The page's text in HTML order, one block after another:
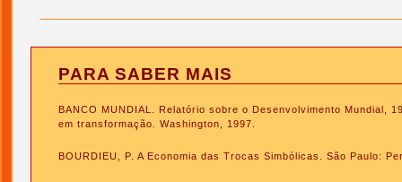
PARA SABER MAIS
BANCO MUNDIAL. Relatório sobre o Desenvolvimento Mundial,
em transformação. Washington, 1997.
BOURDIEU, P. A Economia das Trocas Simbólicas. São Paulo: